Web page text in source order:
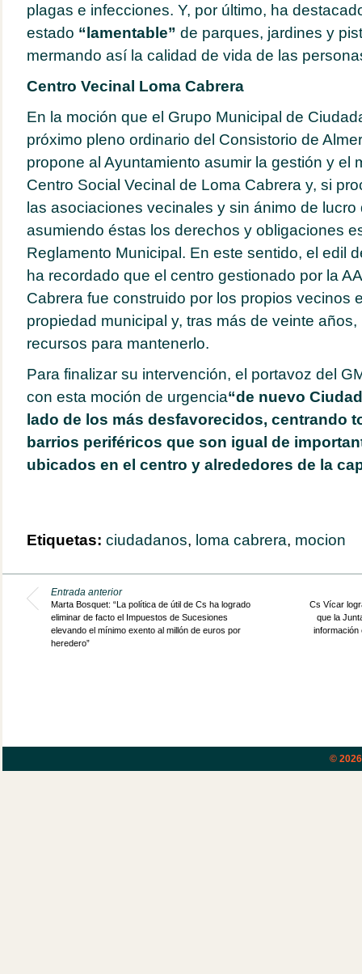
plagas e infecciones. Y, por último, ha
estado “lamentable” de parques, jardines y
mermando así la calidad de vida de las
Centro Vecinal Loma Cabrera
En la moción que el Grupo Municipal de
próximo pleno ordinario del Consistorio de
propone al Ayuntamiento asumir la gestión y el
Centro Social Vecinal de Loma Cabrera y, si
las asociaciones vecinales y sin ánimo de
asumiendo éstas los derechos y obligaciones
Reglamento Municipal. En este sentido, el edil
ha recordado que el centro gestionado por la
Cabrera fue construido por los propios vecinos
propiedad municipal y, tras más de veinte
recursos para mantenerlo.
Para finalizar su intervención, el portavoz del
con esta moción de urgencia“de nuevo
lado de los más desfavorecidos, centrando
barrios periféricos que son igual de
ubicados en el centro y alrededores de la
Etiquetas: ciudadanos, loma cabrera, mocion
Entrada anterior
Marta Bosquet: “La política de útil de Cs ha logrado
eliminar de facto el Impuestos de Sucesiones
elevando el mínimo exento al millón de euros por
heredero”
Cs Vícar
que la
información
©